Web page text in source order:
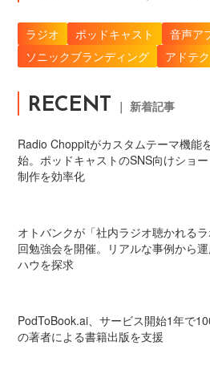
ラジオ ポッドキャスト 音声ア
ソニックブランディング
アドテク
RECENT ｜ 新着記事
Radio Choppitがカスタムテーマ機能
始。ポッドキャストのSNS向けショ
制作を効率化
オトバンクが「社内ラジオ聴かれる
回勉強会を開催。リアルな事例から
ハウを探求
PodToBook.ai、サービス開始1年で
の著者による書籍出版を支援